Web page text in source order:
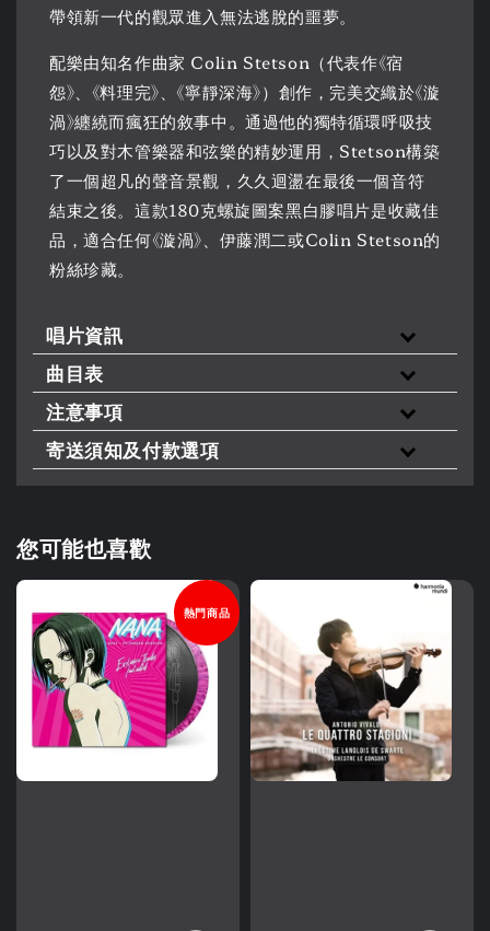
帶領新一代的觀眾進入無法逃脫的噩夢。
配樂由知名作曲家 Colin Stetson（代表作《宿
怨》、《料理完》、《寧靜深海》）創作，完美交織於《漩
渦》纏繞而瘋狂的敘事中。通過他的獨特循環呼吸技
巧以及對木管樂器和弦樂的精妙運用，Stetson構築
了一個超凡的聲音景觀，久久迴盪在最後一個音符
結束之後。這款180克螺旋圖案黑白膠唱片是收藏佳
品，適合任何《漩渦》、伊藤潤二或Colin Stetson的
粉絲珍藏。
唱片資訊
曲目表
注意事項
寄送須知及付款選項
您可能也喜歡
熱門商品